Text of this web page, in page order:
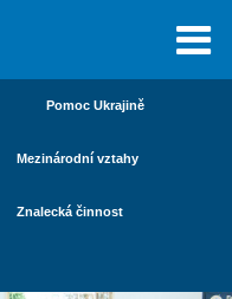
Pomoc Ukrajině
Mezinárodní vztahy
Znalecká činnost